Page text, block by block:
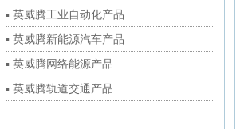
▪ 英威腾工业自动化产品
▪ 英威腾新能源汽车产品
▪ 英威腾网络能源产品
▪ 英威腾轨道交通产品